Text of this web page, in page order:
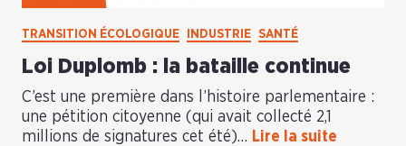
TRANSITION ÉCOLOGIQUE INDUSTRIE SANTÉ
Loi Duplomb : la bataille continue
C’est une première dans l’histoire parlementaire :
une pétition citoyenne (qui avait collecté 2,1
millions de signatures cet été)… Lire la suite